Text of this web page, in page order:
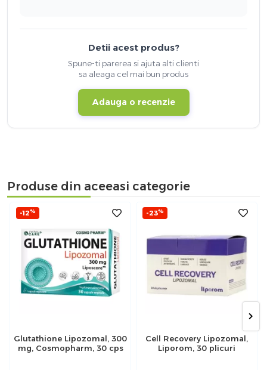
Detii acest produs?
Spune-ti parerea si ajuta alti clienti
sa aleaga cel mai bun produs
Adauga o recenzie
Produse din aceeasi categorie
-12%
Glutathione Lipozomal, 300
mg, Cosmopharm, 30 cps
-23%
Cell Recovery Lipozomal,
Liporom, 30 plicuri